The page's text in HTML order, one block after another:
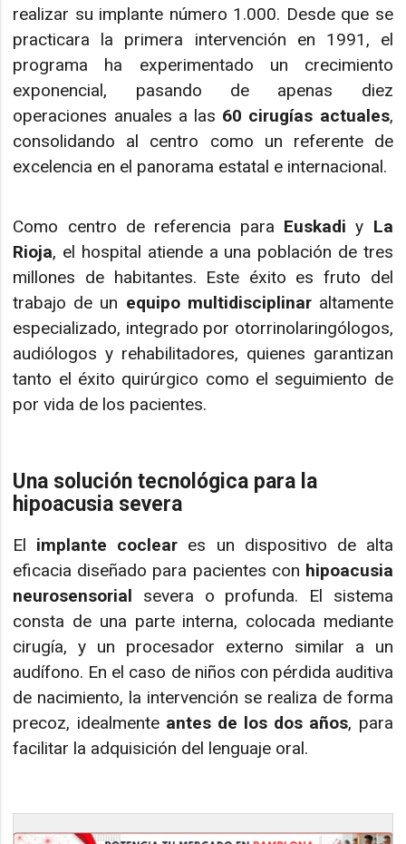
realizar su implante número 1.000. Desde que se
practicara la primera intervención en 1991, el
programa ha experimentado un crecimiento
exponencial, pasando de apenas diez
operaciones anuales a las 60 cirugías actuales,
consolidando al centro como un referente de
excelencia en el panorama estatal e internacional.
Como centro de referencia para Euskadi y La
Rioja, el hospital atiende a una población de tres
millones de habitantes. Este éxito es fruto del
trabajo de un equipo multidisciplinaraltamente
especializado, integrado por otorrinolaringólogos,
audiólogos y rehabilitadores, quienes garantizan
tanto el éxito quirúrgico como el seguimiento de
por vida de los pacientes.
Una solución tecnológica para la
hipoacusia severa
El implante coclear es un dispositivo de alta
eficacia diseñado para pacientes con hipoacusia
neurosensorial severa o profunda. El sistema
consta de una parte interna, colocada mediante
cirugía, y un procesador externo similar a un
audífono. En el caso de niños con pérdida auditiva
de nacimiento, la intervención se realiza de forma
precoz, idealmente antes de los dos años, para
facilitar la adquisición del lenguaje oral.